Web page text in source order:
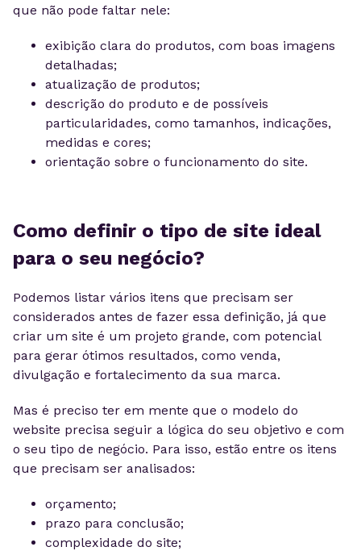
que não pode faltar nele:
exibição clara do produtos, com boas imagens
detalhadas;
atualização de produtos;
descrição do produto e de possíveis
particularidades, como tamanhos, indicações,
medidas e cores;
orientação sobre o funcionamento do site.
Como definir o tipo de site ideal
para o seu negócio?
Podemos listar vários itens que precisam ser
considerados antes de fazer essa definição, já que
criar um site é um projeto grande, com potencial
para gerar ótimos resultados, como venda,
divulgação e fortalecimento da sua marca.
Mas é preciso ter em mente que o modelo do
website precisa seguir a lógica do seu objetivo e com
o seu tipo de negócio. Para isso, estão entre os itens
que precisam ser analisados:
orçamento;
prazo para conclusão;
complexidade do site;